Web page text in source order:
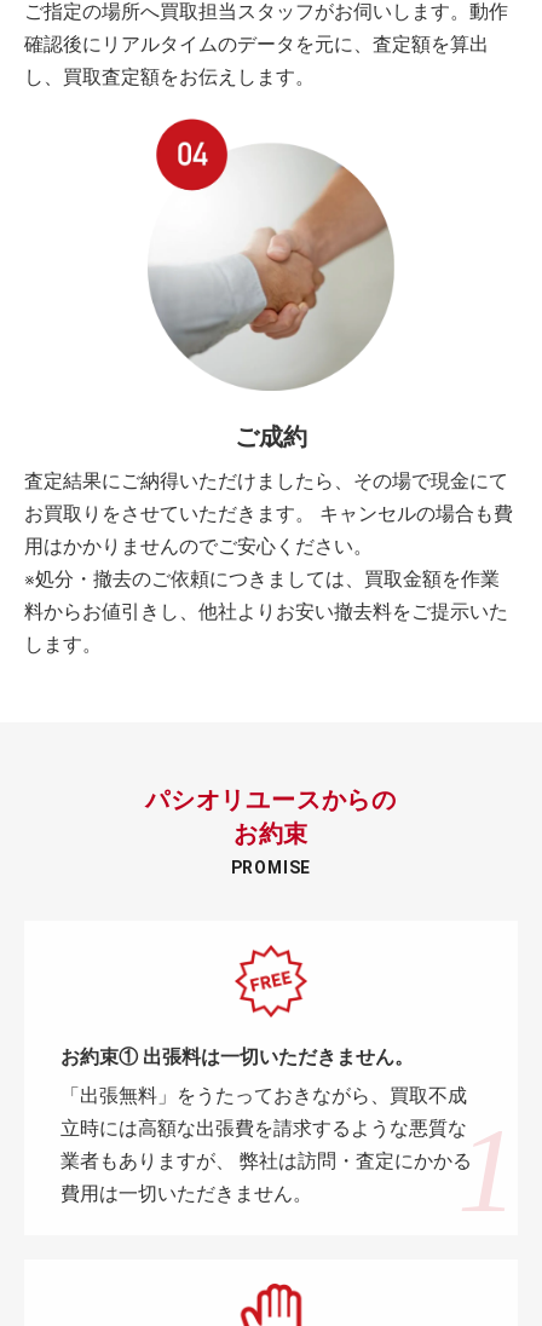
ご指定の場所へ買取担当スタッフがお伺いします。動作
確認後にリアルタイムのデータを元に、査定額を算出
し、買取査定額をお伝えします。
ご成約
査定結果にご納得いただけましたら、その場で現金にて
お買取りをさせていただきます。 キャンセルの場合も費
用はかかりませんのでご安心ください。
※処分・撤去のご依頼につきましては、買取金額を作業
料からお値引きし、他社よりお安い撤去料をご提示いた
します。
パシオリユースからの
お約束
PROMISE
お約束① 出張料は一切いただきません。
「出張無料」をうたっておきながら、買取不成
立時には高額な出張費を請求するような悪質な
業者もありますが、 弊社は訪問・査定にかかる
費用は一切いただきません。